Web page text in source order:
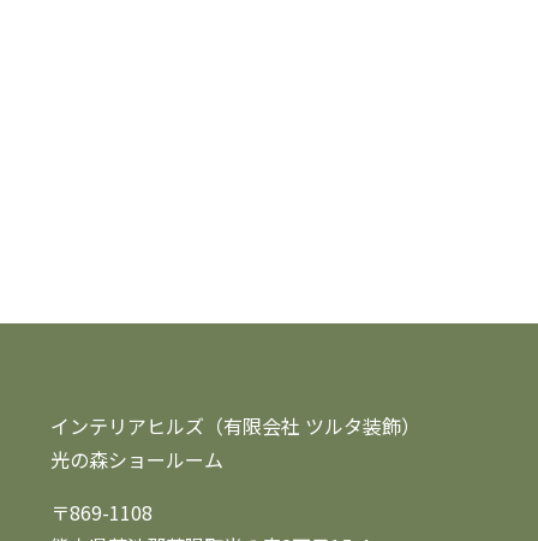
インテリアヒルズ（有限会社 ツルタ装飾）
光の森ショールーム
〒869-1108